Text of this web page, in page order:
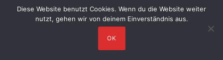
Diese Website benutzt Cookies. Wenn du die Website weiter
nutzt, gehen wir von deinem Einverständnis aus.
OK